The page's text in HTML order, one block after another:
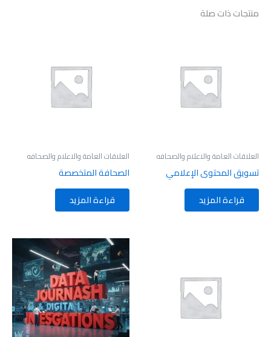
منتجات ذات صلة
العلاقات العامة والاعلام والصحافه
تسويق المحتوى الإعلامي
قراءة المزيد
العلاقات العامة والاعلام والصحافه
الصحافة المتخصصة
قراءة المزيد